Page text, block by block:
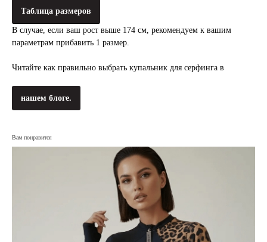
Таблица размеров
В случае, если ваш рост выше 174 см, рекомендуем к вашим
параметрам прибавить 1 размер.
Читайте как правильно выбрать купальник для серфинга в
нашем блоге.
Вам понравится